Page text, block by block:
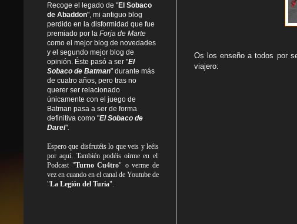
Os los enseño a todos por
viajero:
Recoge el legado de "El Sobaco
de Abaddon", mi antiguo blog
perdido en la disformidad que fue
premiado por la Forja de Marte
como el mejor blog de novedades
y el segundo mejor blog de
opinión. Éste pasó a ser "El
Sobaco de Batman" durante más
de cuatro años, pero tras no
querer ser relacionado
únicamente con el juego de
Batman pasa a ser de forma
definitiva como "El Sobaco de
Darel".
Espero que disfrutéis lo queveis yleéis
por aquí. También podéis oírme en el
Podcast "Turno Cu4tro" o verme de
vez en cuando en el canal de Youtube de
"La Legión del Turia".